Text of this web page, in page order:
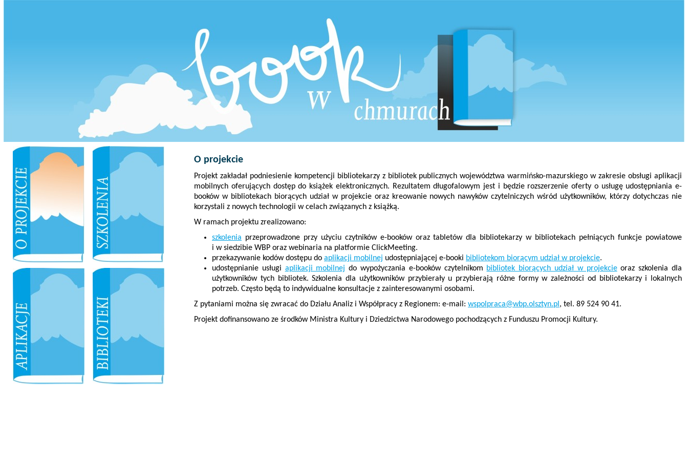
O projekcie
Projekt zakładał podniesienie kompetencji bibliotekarzy z bibliotek publicznych województwa warmińsko-mazurskiego w zakresie obsługi aplikacji
mobilnych oferujących dostęp do książek elektronicznych. Rezultatem długofalowym jest i będzie rozszerzenie oferty o usługę udostępniania e-
booków w bibliotekach biorących udział w projekcie oraz kreowanie nowych nawyków czytelniczych wśród użytkowników, którzy dotychczas nie
korzystali z nowych technologii w celach związanych z książką.
W ramach projektu zrealizowano:
szkolenia przeprowadzone przy użyciu czytników e-booków oraz tabletów dla bibliotekarzy w bibliotekach pełniących funkcje powiatowe
i w siedzibie WBP oraz webinaria na platformie ClickMeeting.
przekazywanie kodów dostępu do aplikacji mobilnej udostępniającej e-booki bibliotekom biorącym udział w projekcie.
udostępnianie usługi aplikacji mobilnej do wypożyczania e-booków czytelnikom bibliotek biorących udział w projekcieoraz szkolenia dla
użytkowników tych bibliotek. Szkolenia dla użytkowników przybierały u przybierają różne formy w zależności od bibliotekarzy i lokalnych
potrzeb. Często będą to indywidualne konsultacje z zainteresowanymi osobami.
Z pytaniami można się zwracać do Działu Analiz i Współpracy z Regionem: e-mail: wspolpraca@wbp.olsztyn.pl , tel. 89 524 90 41.
Projekt dofinansowano ze środków Ministra Kultury i Dziedzictwa Narodowego pochodzących z Funduszu Promocji Kultury.